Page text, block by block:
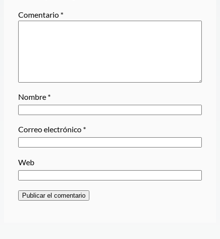
Comentario *
Nombre *
Correo electrónico *
Web